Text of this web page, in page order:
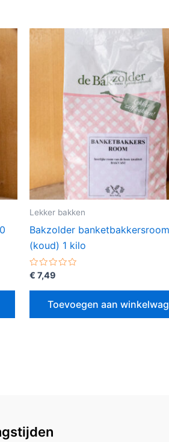
Lekker bakken
Bakzolder banketbakkersroom
(koud) 1 kilo
Gewaardeerd
uit
€ 7,49
Toevoegen aan